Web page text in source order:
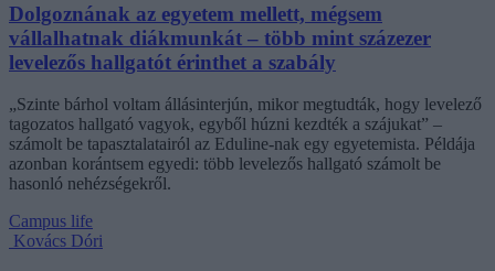
Dolgoznának az egyetem mellett, mégsem
vállalhatnak diákmunkát – több mint százezer
levelezős hallgatót érinthet a szabály
„Szinte bárhol voltam állásinterjún, mikor megtudták, hogy levelező
tagozatos hallgató vagyok, egyből húzni kezdték a szájukat” –
számolt be tapasztalatairól az Eduline-nak egy egyetemista. Példája
azonban korántsem egyedi: több levelezős hallgató számolt be
hasonló nehézségekről.
Campus life
Kovács Dóri